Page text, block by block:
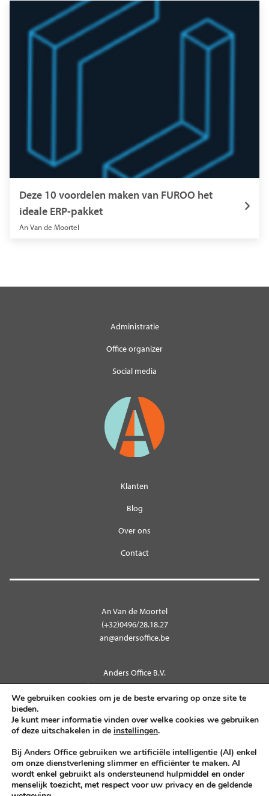
Deze 10 voordelen maken van FUROO het
ideale ERP-pakket
An Van de Moortel
Administratie
Office organizer
Social media
Klanten
Blog
Over ons
Contact
An Van de Moortel
(+32)0496/28.18.27
an@andersoffice.be
Anders Office B.V.
Kleempstraat 9 – 9270 Laarne
BTW BE 0712.566.552
Volg ons op
© 2026 Privacy Policy Algemene voorwaarden
We gebruiken cookies om je de beste ervaring op onze site te
bieden.
Je kunt meer informatie vinden over welke cookies we gebruiken
of deze uitschakelen in de instellingen.
Bij Anders Office gebruiken we artificiële intelligentie (AI) enkel
om onze dienstverlening slimmer en efficiënter te maken. AI
wordt enkel gebruikt als ondersteunend hulpmiddel en onder
menselijk toezicht, met respect voor uw privacy en de geldende